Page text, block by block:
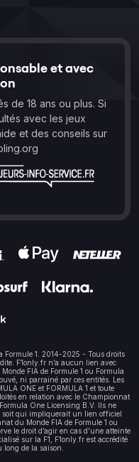
et avec
de 18 ans ou plus. Si
avec les jeux
et des conseils sur
1. 2014-2025 - Tous droits
F1only.fr n’a aucun lien avec
FIA de Formule 1 ou Formula
ni parrainé par ces entités. Les
ONE et FORMULA 1 et toute
en relation avec le Championnat
One Licensing B.V. Ils ne
soit qui impliquerait un lien officiel
du Monde FIA de Formule 1 ou
le droit d’agir en cas d’une atteinte
sur la F1, F1only.fr est accrédité
long de la saison.